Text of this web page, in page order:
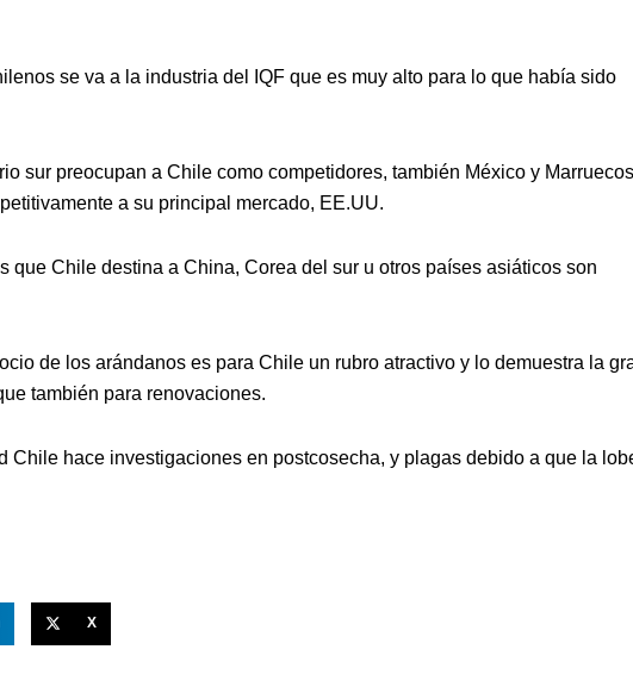
se va a la industria del IQF que es muy alto para lo que había sido
sur preocupan a Chile como competidores, también México y Marruecos
a su principal mercado, EE.UU.
que Chile destina a China, Corea del sur u otros países asiáticos son
de los arándanos es para Chile un rubro atractivo y lo demuestra la
también para renovaciones.
Chile hace investigaciones en postcosecha, y plagas debido a que la
X